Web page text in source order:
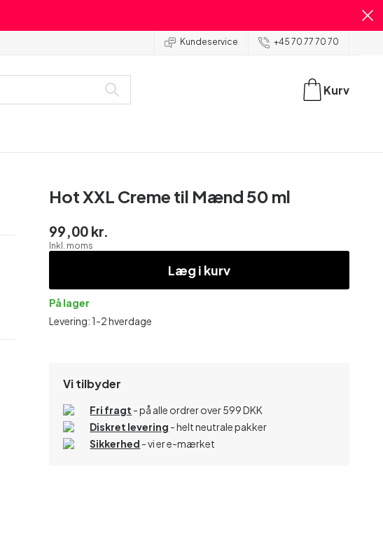
Kundeservice +45 70 77 70 70
Kurv
Hot XXL Creme til Mænd 50 ml
99,00 kr.
Inkl. moms
Læg i kurv
På lager
Levering: 1-2 hverdage
Vi tilbyder
Fri fragt - på alle ordrer over 599 DKK
Diskret levering - helt neutrale pakker
Sikkerhed - vi er e-mærket